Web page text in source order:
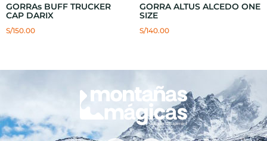
GORRAs BUFF TRUCKER
CAP DARIX
S/150.00
GORRA ALTUS ALCEDO ONE
SIZE
S/140.00